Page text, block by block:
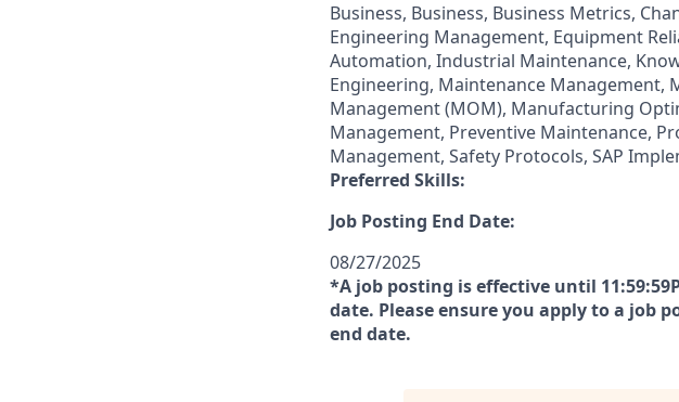
Business, Business, Business Metrics,
Engineering Management, Equipment
Automation, Industrial Maintenance,
Engineering, Maintenance
Management (MOM), Manufacturing
Management, Preventive Maintenance,
Management, Safety Protocols, SAP
Preferred Skills:
Job Posting End Date:
08/27/2025
*A job posting is effective until
date. Please ensure you apply to a job
end date.